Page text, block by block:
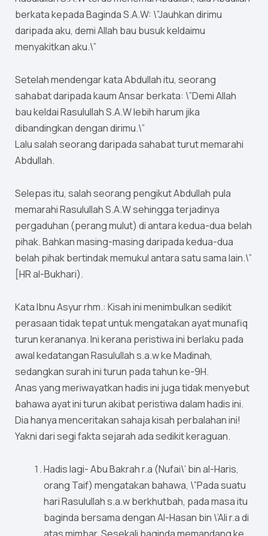
berkata kepada Baginda S.A.W: \”Jauhkan dirimu
daripada aku, demi Allah bau busuk keldaimu
menyakitkan aku.\”
Setelah mendengar kata Abdullah itu, seorang
sahabat daripada kaum Ansar berkata: \”Demi Allah
bau keldai Rasulullah S.A.W lebih harum jika
dibandingkan dengan dirimu.\”
Lalu salah seorang daripada sahabat turut memarahi
Abdullah.
Selepas itu, salah seorang pengikut Abdullah pula
memarahi Rasulullah S.A.W sehingga terjadinya
pergaduhan (perang mulut) di antara kedua-dua belah
pihak. Bahkan masing-masing daripada kedua-dua
belah pihak bertindak memukul antara satu sama lain.\”
[HR al-Bukhari).
Kata Ibnu Asyur rhm.: Kisah ini menimbulkan sedikit
perasaan tidak tepat untuk mengatakan ayat munafiq
turun kerananya. Ini kerana peristiwa ini berlaku pada
awal kedatangan Rasulullah s.a.w ke Madinah,
sedangkan surah ini turun pada tahun ke-9H.
Anas yang meriwayatkan hadis ini juga tidak menyebut
bahawa ayat ini turun akibat peristiwa dalam hadis ini.
Dia hanya menceritakan sahaja kisah perbalahan ini!
Yakni dari segi fakta sejarah ada sedikit keraguan.
Hadis lagi- Abu Bakrah r.a (Nufai\’ bin al-Haris,
orang Taif) mengatakan bahawa, \”Pada suatu
hari Rasulullah s.a.w berkhutbah, pada masa itu
baginda bersama dengan Al-Hasan bin \’Ali r.a di